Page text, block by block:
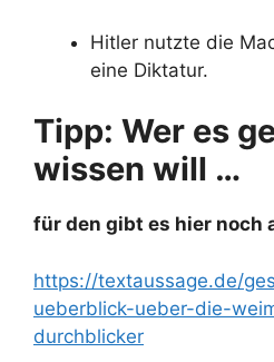
Hitler nutzte die
eine Diktatur.
Tipp: Wer es
wissen will …
für den gibt es hier noch
https://textaussage.de/
ueberblick-ueber-die-
durchblicker